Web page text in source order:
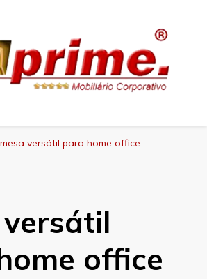
mesa versátil para home office
office